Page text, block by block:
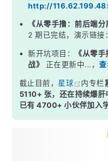
http://
《从零手撸：前后端
2 期已完结，演示链接：
新开坑项目：
《从零
战》
正在更新中...，
截止目前， 星球 内专栏
5110+ 张，还在持续爆肝
已有 4700+ 小伙伴加入